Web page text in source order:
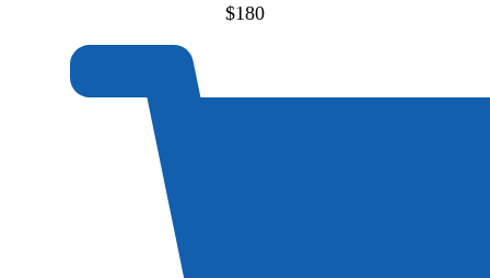
$180